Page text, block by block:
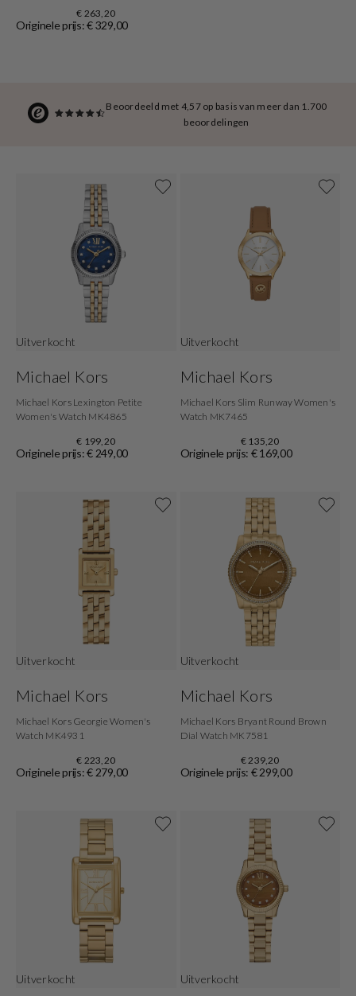
Beoordeeld met 4,57 op basis van meer dan 1.700
beoordelingen
€ 263,20
Originele prijs: € 329,00
Uitverkocht
Michael Kors
Michael Kors Lexington Petite
Women's Watch MK4865
€ 199,20
Originele prijs: € 249,00
Uitverkocht
Michael Kors
Michael Kors Slim Runway Women's
Watch MK7465
€ 135,20
Originele prijs: € 169,00
Uitverkocht
Michael Kors
Michael Kors Georgie Women's
Watch MK4931
€ 223,20
Originele prijs: € 279,00
Uitverkocht
Michael Kors
Michael Kors Bryant Round Brown
Dial Watch MK7581
€ 239,20
Originele prijs: € 299,00
Uitverkocht Uitverkocht